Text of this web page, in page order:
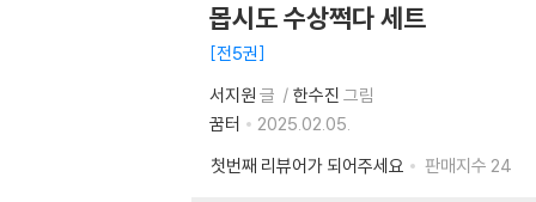
몹시도 수상쩍다 세트
전5권
서지원 글 한수진 그림
꿈터
2025.02.05.
첫번째 리뷰어가 되어주세요
판매지수 24